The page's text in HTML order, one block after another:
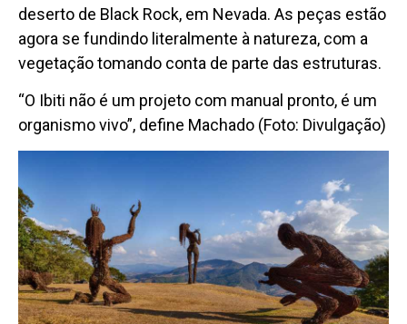
deserto de Black Rock, em Nevada. As peças estão
agora se fundindo literalmente à natureza, com a
vegetação tomando conta de parte das estruturas.
“O Ibiti não é um projeto com manual pronto, é um
organismo vivo”, define Machado (Foto: Divulgação)